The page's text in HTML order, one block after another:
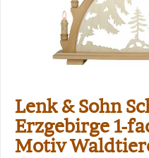
Lenk & Sohn
Erzgebirge 1-
Motiv